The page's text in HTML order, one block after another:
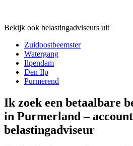
Bekijk ook belastingadviseurs uit
Zuidoostbeemster
Watergang
Ilpendam
Den Ilp
Purmerend
Ik zoek een betaalbare
in Purmerland –
belastingadviseur